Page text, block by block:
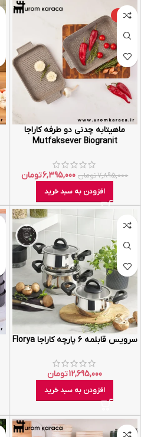
-19%
ماهیتابه چدنی دو طرفه کاراجا
Mutfaksever Biogranit
7,895,000تومان 6,395,000تومان
افزودن به سبد خرید
سرویس قابلمه ۶ پارچه کاراجا Florya
12,695,000تومان
افزودن به سبد خرید